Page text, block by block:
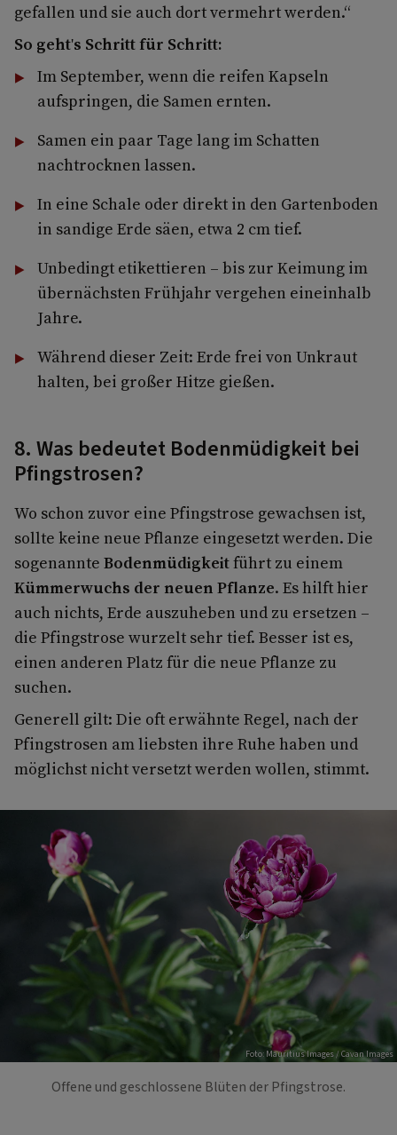
gefallen und sie auch dort vermehrt werden.“
So geht's Schritt für Schritt:
Im September, wenn die reifen Kapseln
aufspringen, die Samen ernten.
Samen ein paar Tage lang im Schatten
nachtrocknen lassen.
In eine Schale oder direkt in den Gartenboden
in sandige Erde säen, etwa 2 cm tief.
Unbedingt etikettieren – bis zur Keimung im
übernächsten Frühjahr vergehen eineinhalb
Jahre.
Während dieser Zeit: Erde frei von Unkraut
halten, bei großer Hitze gießen.
8. Was bedeutet Bodenmüdigkeit bei
Pfingstrosen?
Wo schon zuvor eine Pfingstrose gewachsen ist,
sollte keine neue Pflanze eingesetzt werden. Die
sogenannte Bodenmüdigkeitführt zu einem
Kümmerwuchs der neuen Pflanze. Es hilft hier
auch nichts, Erde auszuheben und zu ersetzen –
die Pfingstrose wurzelt sehr tief. Besser ist es,
einen anderen Platz für die neue Pflanze zu
suchen.
Generell gilt: Die oft erwähnte Regel, nach der
Pfingstrosen am liebsten ihre Ruhe haben und
möglichst nicht versetzt werden wollen, stimmt.
Foto: Mauritius Images / Cavan Images
Offene und geschlossene Blüten der Pfingstrose.